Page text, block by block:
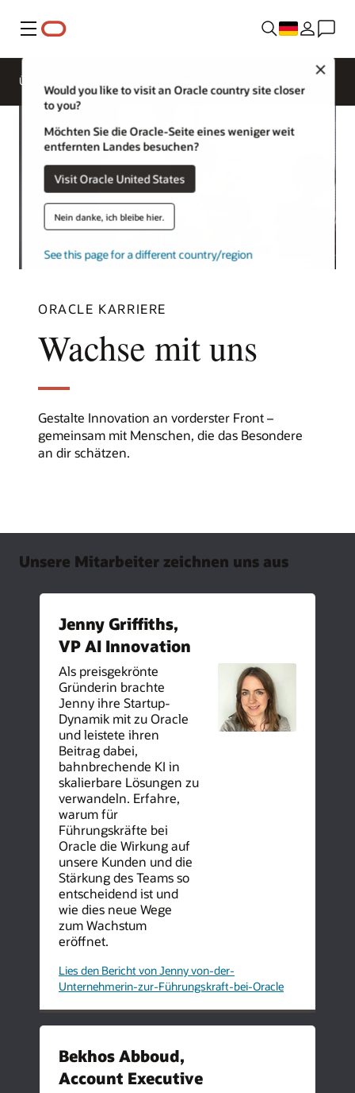
Menü
Would you like to visit an Oracle country site closer
to you?
Möchten Sie die Oracle-Seite eines weniger weit
entfernten Landes besuchen?
Visit Oracle United States
Nein danke, ich bleibe hier.
See this page for a different country/region
Überblick
ORACLE KARRIERE
Wachse mit uns
Gestalte Innovation an vorderster Front –
gemeinsam mit Menschen, die das Besondere
an dir schätzen.
Unsere Mitarbeiter zeichnen uns aus
Jenny Griffiths,
VP AI Innovation
Als preisgekrönte
Gründerin brachte
Jenny ihre Startup-
Dynamik mit zu Oracle
und leistete ihren
Beitrag dabei,
bahnbrechende KI in
skalierbare Lösungen zu
verwandeln. Erfahre,
warum für
Führungskräfte bei
Oracle die Wirkung auf
unsere Kunden und die
Stärkung des Teams so
entscheidend ist und
wie dies neue Wege
zum Wachstum
eröffnet.
Lies den Bericht von Jennyvon-der-
Unternehmerin-zur-Führungskraft-bei-Oracle
Bekhos Abboud,
Account Executive